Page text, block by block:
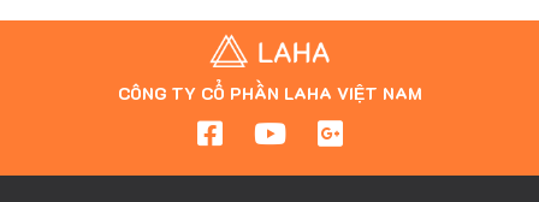
CÔNG TY CỔ PHẦN LAHA VIỆT NAM